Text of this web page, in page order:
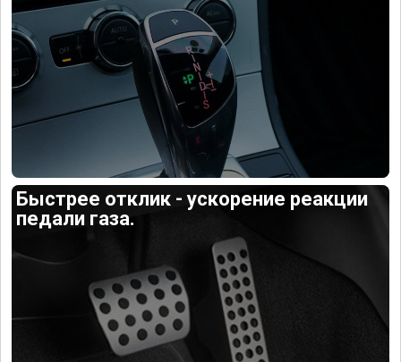
Быстрее отклик - ускорение реакции
педали газа.